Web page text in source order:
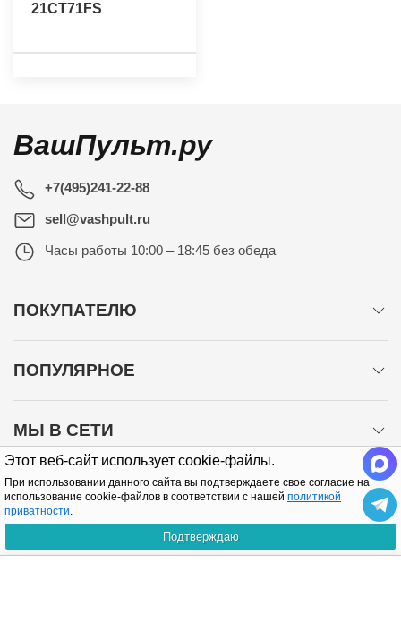
Этот веб-сайт использует cookie-файлы.
При использовании данного сайта вы подтверждаете свое согласие на
использование cookie-файлов в соответствии с нашей политикой
приватности.
Подтверждаю
21CT71FS
ВашПульт.ру
+7(495)241-22-88
sell@vashpult.ru
Часы работы 10:00 – 18:45 без обеда
ПОКУПАТЕЛЮ
ПОПУЛЯРНОЕ
МЫ В СЕТИ